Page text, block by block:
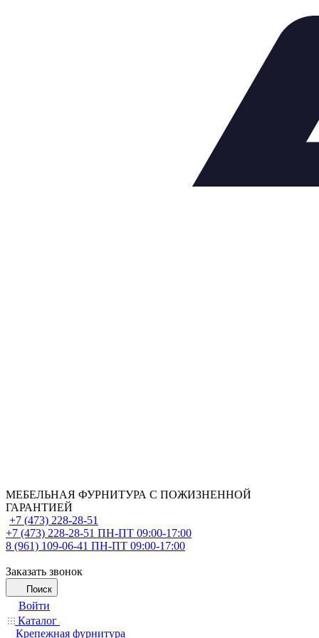
МЕБЕЛЬНАЯ ФУРНИТУРА С ПОЖИЗНЕННОЙ
ГАРАНТИЕЙ
+7 (473) 228-28-51
+7 (473) 228-28-51 ПН-ПТ 09:00-17:00
8 (961) 109-06-41 ПН-ПТ 09:00-17:00
Заказать звонок
Поиск
Войти
Каталог
Крепежная фурнитура